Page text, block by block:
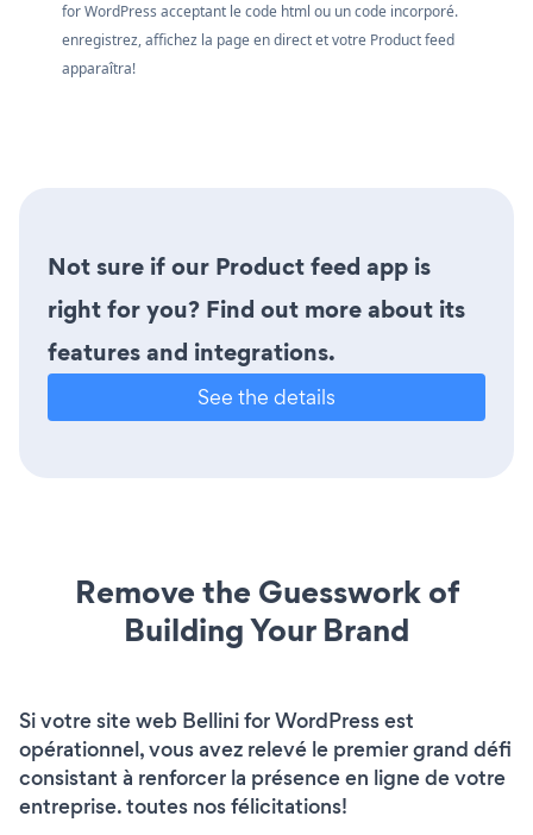
for WordPress acceptant le code html ou un code incorporé.
enregistrez, affichez la page en direct et votre Product feed
apparaîtra!
Not sure if our Product feed app is
right for you? Find out more about its
features and integrations.
See the details
Remove the Guesswork of
Building Your Brand
Si votre site web Bellini for WordPress est
opérationnel, vous avez relevé le premier grand défi
consistant à renforcer la présence en ligne de votre
entreprise. toutes nos félicitations!